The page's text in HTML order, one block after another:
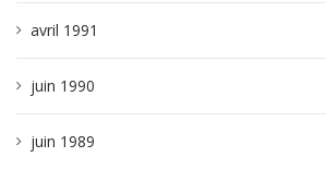
avril 1991
juin 1990
juin 1989